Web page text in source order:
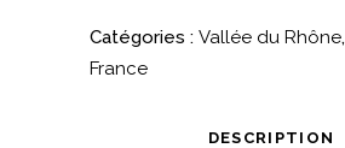
Domaine
du
Catégories : Vallée du Rhône,
France
DESCRIPTION